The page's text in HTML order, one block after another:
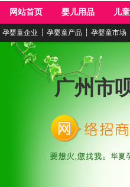
网站首页 婴儿用品 儿
孕婴童企业 ┆ 孕婴童产品 ┆ 孕婴童市场
广州市